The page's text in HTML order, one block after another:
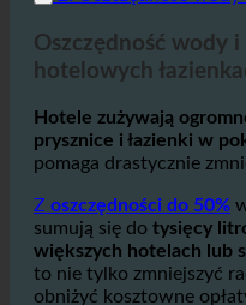
2. Oszczędność
Oszczędność wody
hotelowych
Hotele zużywają
pomaga drastycznie
Zoszczędności do 50%
sumują się dotysięcy
większych hotelach lub